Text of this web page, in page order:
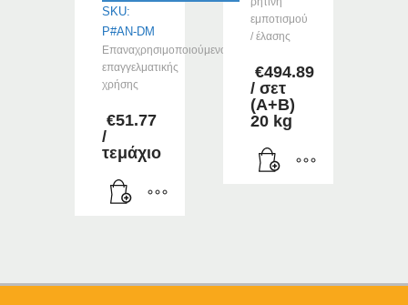
SKU:
P#AN-DM
Επαναχρησιμοποιούμενο,
επαγγελματικής
χρήσης
€51.77
/
τεμάχιο
εμποτισμού
/ έλασης
€494.89
/ σετ
(Α+Β)
20 kg